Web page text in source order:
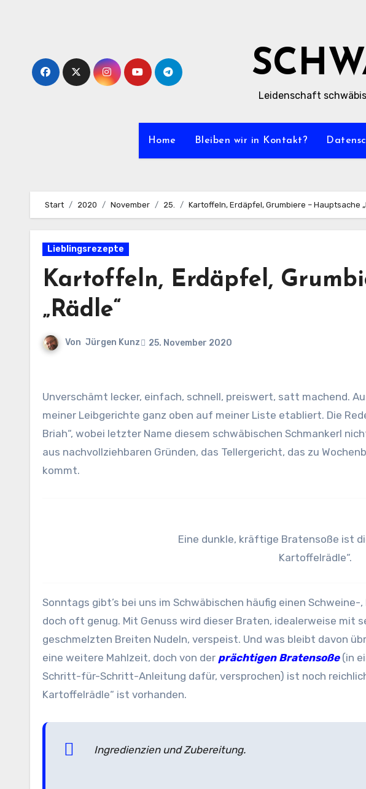
Leidenschaft
Home Bleiben wir in Kontakt?
Start 2020 November 25. Kartoffeln, Erdäpfel, Grumbiere – Hauptsache
Lieblingsrezepte
Kartoffeln, Erdäpfel,
„Rädle“
Von Jürgen Kunz 25. November 2020
Unverschämt lecker, einfach, schnell, preiswert, satt machend. Aus ganz frühen Kindertagen hat sich eines
meiner Leibgerichte ganz oben auf meiner Liste etabliert. Die
Briah“, wobei letzter Name diesem schwäbischen Schmankerl
aus nachvollziehbaren Gründen, das Tellergericht, das zu
kommt.
Eine dunkle, kräftige Bratensoße ist
Kartoffelrädle“.
Sonntags gibt’s bei uns im Schwäbischen häufig einen
doch oft genug. Mit Genuss wird dieser Braten, idealerweise mit
geschmelzten Breiten Nudeln, verspeist. Und was bleibt davon
eine weitere Mahlzeit, doch von der prächtigen Bratensoße(in
Schritt-für-Schritt-Anleitung dafür, versprochen) ist noch
Kartoffelrädle“ ist vorhanden.
Ingredienzien und Zubereitung.